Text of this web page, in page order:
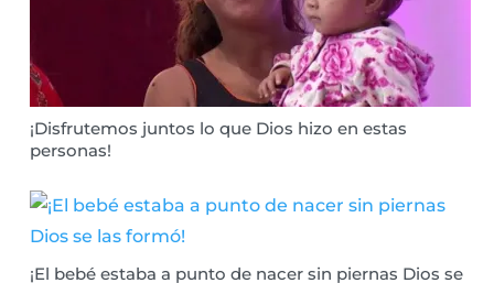
¡Disfrutemos juntos lo que Dios hizo en estas
personas!
¡El bebé estaba a punto de nacer sin piernas Dios se